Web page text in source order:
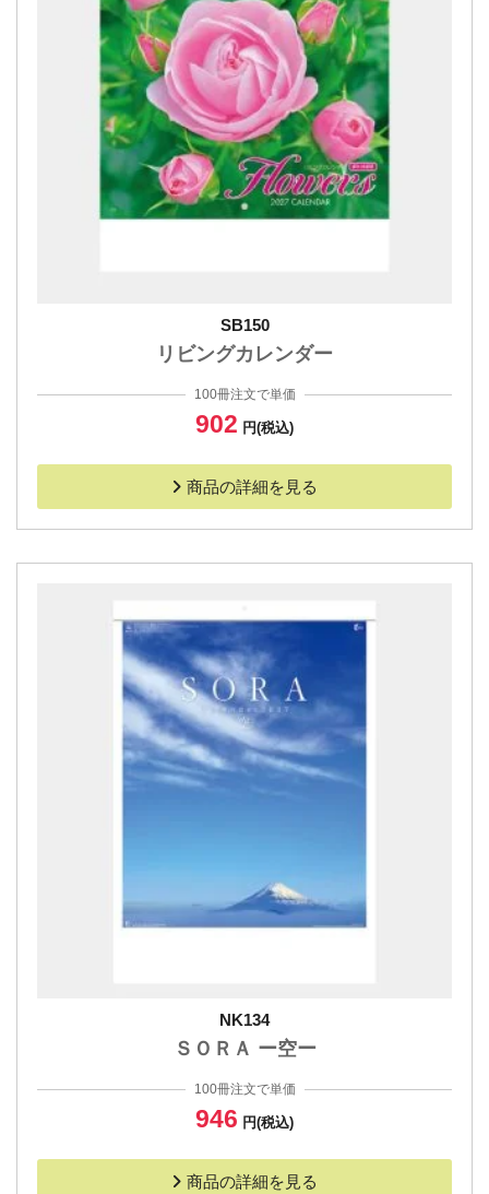
SB150
リビングカレンダー
100冊注文で単価
902 円(税込)
商品の詳細を見る
NK134
ＳＯＲＡ ー空ー
100冊注文で単価
946 円(税込)
商品の詳細を見る